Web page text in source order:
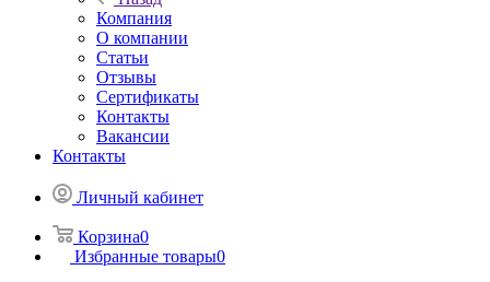
Компания
О компании
Статьи
Отзывы
Сертификаты
Контакты
Вакансии
Контакты
Личный кабинет
Корзина0
Избранные товары0